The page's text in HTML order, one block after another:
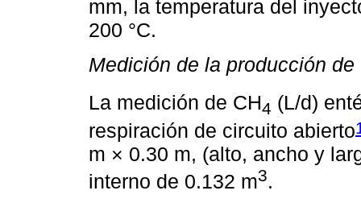
mm, la temperatura del
200 °C.
Medición de la producción de
La medición de CH4 (L/d)
respiración de circuito abierto
m × 0.30 m, (alto, ancho y
interno de 0.132 m3.